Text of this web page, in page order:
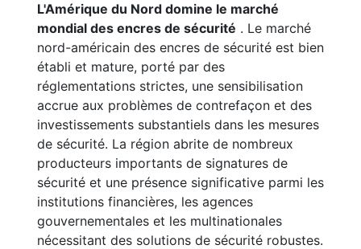
L'Amérique du Nord domine le marché
mondial des encres de sécurité . Le marché
nord-américain des encres de sécurité est bien
établi et mature, porté par des
réglementations strictes, une sensibilisation
accrue aux problèmes de contrefaçon et des
investissements substantiels dans les mesures
de sécurité. La région abrite de nombreux
producteurs importants de signatures de
sécurité et une présence significative parmi les
institutions financières, les agences
gouvernementales et les multinationales
nécessitant des solutions de sécurité robustes.